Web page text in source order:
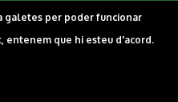
galetes per poder funcionar
entenem que hi esteu d'acord.